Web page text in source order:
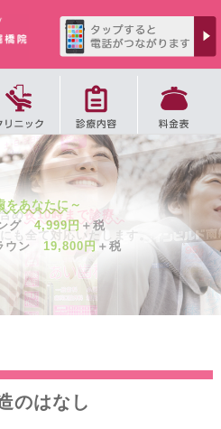
め夜10時まで診療、
も全て対応いたします。
をあなたに ～
ング4,999円＋税
ウン 19,800円 ＋税
2分
徒歩4分
徒歩6分
のはなし